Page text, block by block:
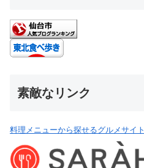
素敵なリンク
料理メニューから探せるグルメサイト